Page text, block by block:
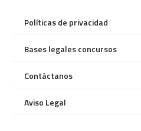
Políticas de privacidad
Bases legales concursos
Contáctanos
Aviso Legal